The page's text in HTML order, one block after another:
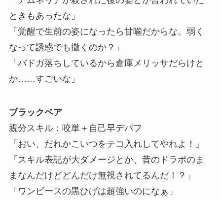
ときもあったな」
「覚醒で生前の姿になったら甘噛だからな。弱く
なって誘惑でも撒くのか？」
「バドガ落ちしているから倉庫メリッサだらけと
か……すごいな」
ブラックベア
親分スキル：咬単＋自己早デバフ
「おい、だれかこいつをテコ入れしてやれよ！」
「スキル表記が大ダメージとか、昔のドラポのま
まなんだけどどんだけ無視されてるんだ！？」
「ワンピースの黒ひげは超強いのになぁ」